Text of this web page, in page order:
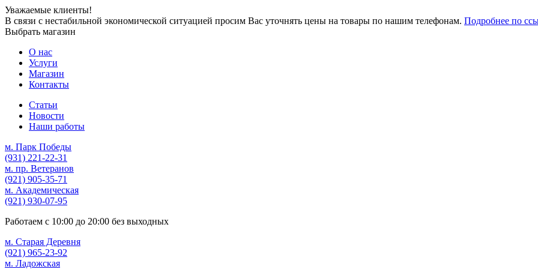
Уважаемые клиенты!
В связи с нестабильной экономической ситуацией просим Вас уточнять цены на товары по нашим телефонам. Подробнее по
Выбрать магазин
О нас
Услуги
Магазин
Контакты
Статьи
Новости
Наши работы
м. Парк Победы
(931) 221-22-31
м. пр. Ветеранов
(921) 905-35-71
м. Академическая
(921) 930-07-95
Работаем с 10:00 до 20:00 без выходных
м. Старая Деревня
(921) 965-23-92
м. Ладожская